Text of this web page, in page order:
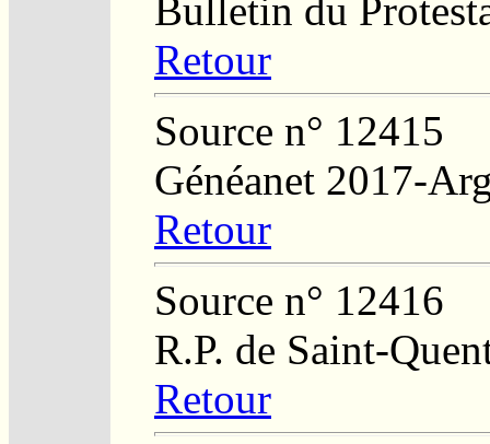
Bulletin du
Retour
Source n° 12415
Généanet 2017-
Retour
Source n° 12416
R.P. de Saint-
Retour